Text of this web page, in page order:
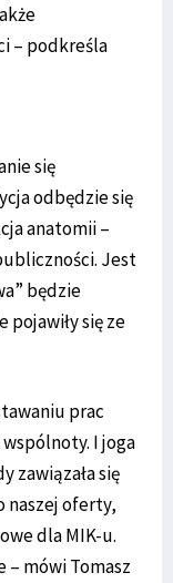
– podkreśla
się
odbędzie się
anatomii –
Jest
będzie
pojawiły się ze
prac
I joga
zawiązała się
naszej oferty,
dla MIK-u.
– mówi Tomasz